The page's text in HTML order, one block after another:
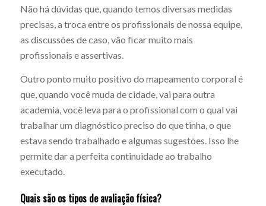
Não há dúvidas que, quando temos diversas medidas
precisas, a troca entre os profissionais de nossa equipe,
as discussões de caso, vão ficar muito mais
profissionais e assertivas.
Outro ponto muito positivo do mapeamento corporal é
que, quando você muda de cidade, vai para outra
academia, você leva para o profissional com o qual vai
trabalhar um diagnóstico preciso do que tinha, o que
estava sendo trabalhado e algumas sugestões. Isso lhe
permite dar a perfeita continuidade ao trabalho
executado.
Quais são os tipos de avaliação física?